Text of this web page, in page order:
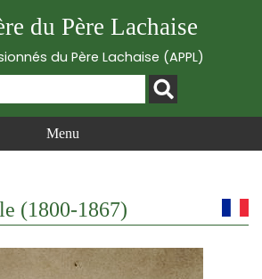
du Père Lachaise
du Père Lachaise (APPL)
Menu
(1800-1867)